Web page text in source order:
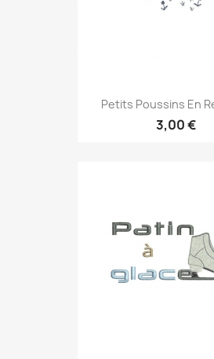
Petits Poussins En
3,00 €